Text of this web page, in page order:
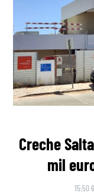
Creche
mil
15:50